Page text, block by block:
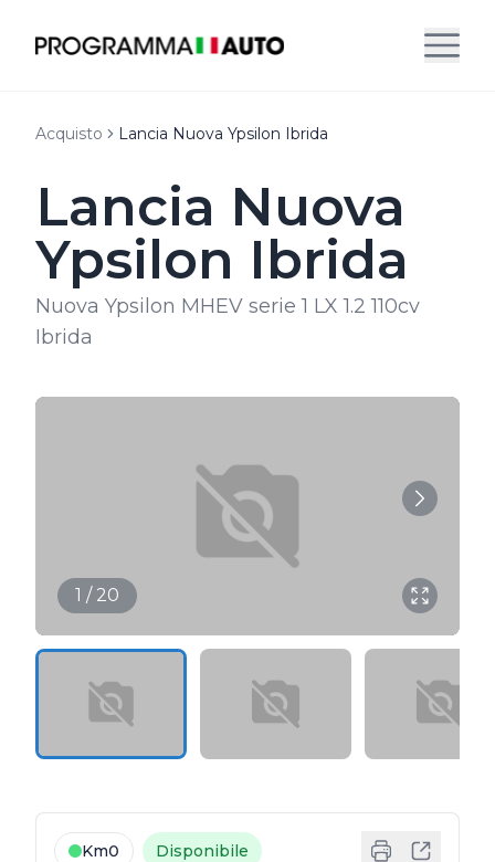
Acquisto Lancia Nuova Ypsilon Ibrida
Lancia Nuova
Ypsilon Ibrida
Nuova Ypsilon MHEV serie 1 LX 1.2 110cv
Ibrida
1 / 20
Km0 Disponibile